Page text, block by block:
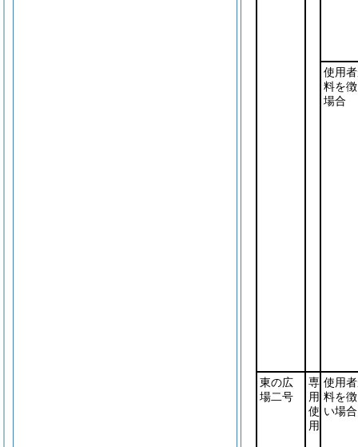
使用
料を
場合
東の広
場二号
専
用
使
用
使用
料を
い場合